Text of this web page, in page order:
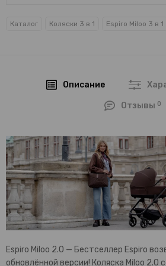
Каталог Коляски 3 в 1 Espiro Miloo 3 в 1
Описание
Отзывы 0
Espiro Miloo 2.0 — Бестселлер Espiro
обновлённой версии! Коляска Miloo 2.0